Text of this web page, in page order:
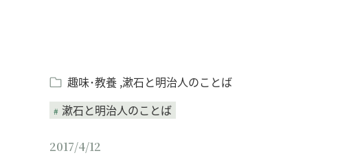
趣味･教養 漱石と明治人のことば
漱石と明治人のことば
2017/4/12